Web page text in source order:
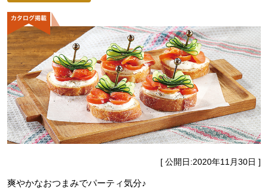
[ 公開日:2020年11月30日 ]
爽やかなおつまみでパーティ気分♪